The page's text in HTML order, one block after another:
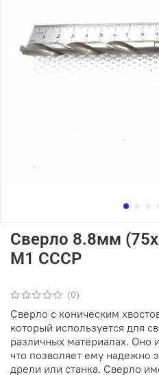
(0)
Сверло 8.8мм
М1 СССР
Сверло с коническим
который используется для
различных материалах. Оно
что позволяет ему надежно
дрели или станка. Сверло